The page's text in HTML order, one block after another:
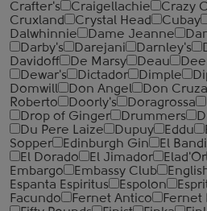
Crafter's
Craigellachie Crazy
Cruxland
Crystal Head Cubay
Dalwhinnie
Dame Jeanne
Darby's
Darejani Darnley's
Davidoff
De Marsy Deau
Dewar's
Dictador Dimple
Domwill
Don Angel Don
Roberto
Doorly's Doragrossa
Drop of Ginger
Drummers
Du Pere Laize
Dupuy Eddu
Sopper
Edinburgh Gin El
El Dorado
El Jimador Elad'Or
Embargo
Embassy Club
Espanta Espiritus
Espolon
Facundo
Fernet Antico Fernet